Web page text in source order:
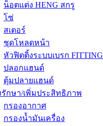
น็อตแต่ง HENG สกรู
โซ่
สเตอร์
ชุดโหลดหน้า
หัวฟิตติ้งระบบเบรก FITTING
ปลอกแฮนด์
ตุ้มปลายแฮนด์
รักษา/เพิ่มประสิทธิภาพ
กรองอากาศ
กรองน้ำมันเครื่อง